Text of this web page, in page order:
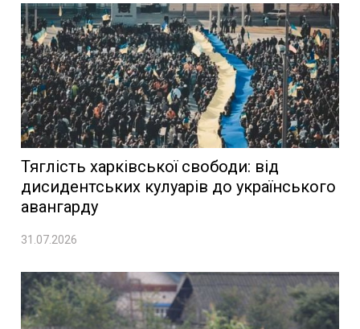
Тяглість харківської свободи: від
дисидентських кулуарів до українського
авангарду
31.07.2026